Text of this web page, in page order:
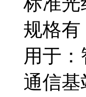
规格有
用于
通信